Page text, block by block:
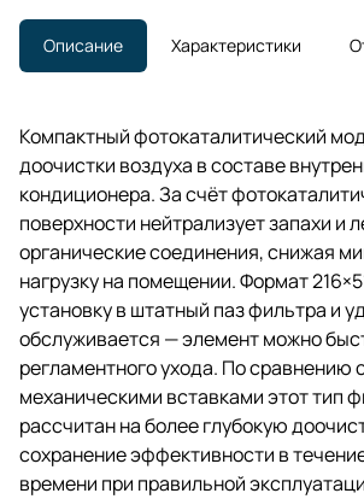
Описание Характеристики
Компактный фотокаталитический
доочистки воздуха в составе
кондиционера. За счёт
поверхности нейтрализует запахи и
органические соединения, снижая
нагрузку на помещении. Формат
установку в штатный паз фильтра и
обслуживается — элемент можно
регламентного ухода. По сравнению
механическими вставками этот тип
рассчитан на более глубокую
сохранение эффективности в
времени при правильной